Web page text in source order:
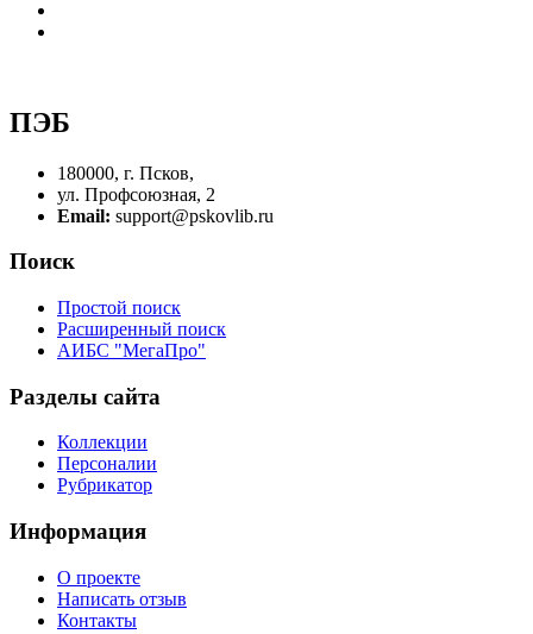
ПЭБ
180000, г. Псков,
ул. Профсоюзная, 2
Email: support@pskovlib.ru
Поиск
Простой поиск
Расширенный поиск
АИБС "МегаПро"
Разделы сайта
Коллекции
Персоналии
Рубрикатор
Информация
О проекте
Написать отзыв
Контакты